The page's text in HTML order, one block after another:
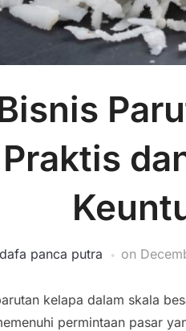
panca putra on
kelapa dalam skala
permintaan pasar